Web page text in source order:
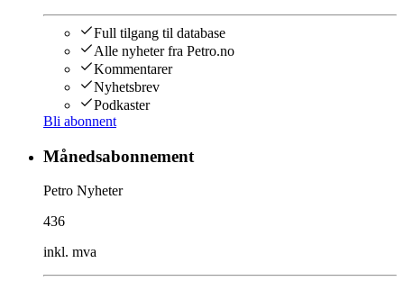
Full tilgang til database
Alle nyheter fra Petro.no
Kommentarer
Nyhetsbrev
Podkaster
Bli abonnent
Månedsabonnement
Petro Nyheter
436
inkl. mva